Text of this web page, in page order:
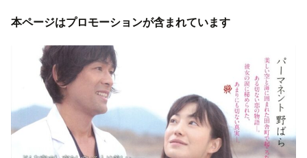
本ページはプロモーションが含まれています